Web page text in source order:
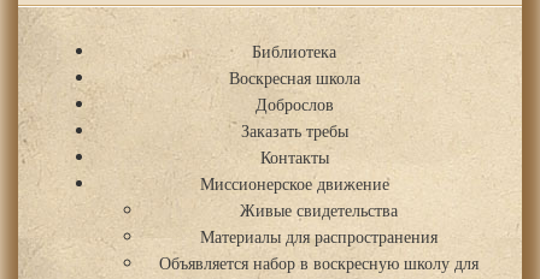
Библиотека
Воскресная школа
Доброслов
Заказать требы
Контакты
Миссионерское движение
Живые свидетельства
Материалы для распространения
Объявляется набор в воскресную школу для